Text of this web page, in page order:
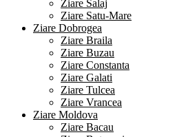
Ziare Salaj
Ziare Satu-Mare
Ziare Dobrogea
Ziare Braila
Ziare Buzau
Ziare Constanta
Ziare Galati
Ziare Tulcea
Ziare Vrancea
Ziare Moldova
Ziare Bacau